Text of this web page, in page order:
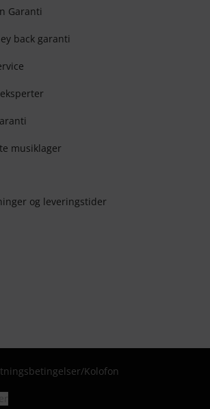
Garanti
back garanti
musiklager
og leveringstider
/Kolofon